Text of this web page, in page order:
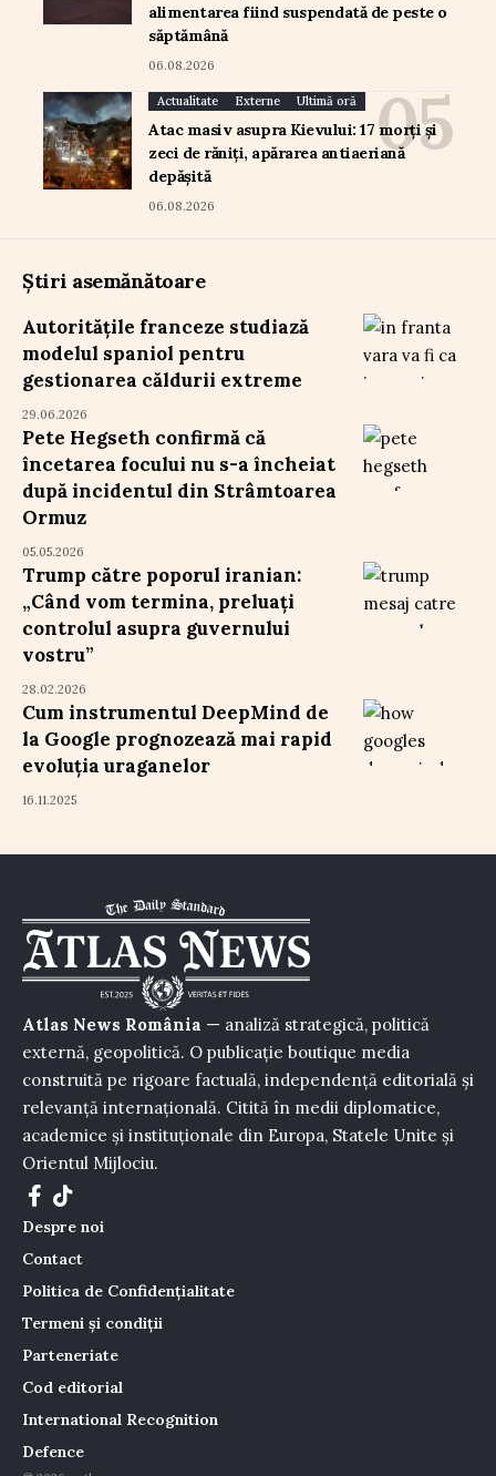
alimentarea fiind suspendată de peste o
săptămână
06.08.2026
Actualitate Externe Ultimă oră
Atac masiv asupra Kievului: 17 morți și
zeci de răniți, apărarea antiaeriană
depășită
06.08.2026
Știri asemănătoare
Autoritățile franceze studiază
modelul spaniol pentru
gestionarea căldurii extreme
29.06.2026
Pete Hegseth confirmă că
încetarea focului nu s-a încheiat
după incidentul din Strâmtoarea
Ormuz
05.05.2026
Trump către poporul iranian:
„Când vom termina, preluați
controlul asupra guvernului
vostru”
28.02.2026
Cum instrumentul DeepMind de
la Google prognozează mai rapid
evoluția uraganelor
16.11.2025
Atlas News România — analiză strategică, politică
externă, geopolitică. O publicație boutique media
construită pe rigoare factuală, independență editorială și
relevanță internațională. Citită în medii diplomatice,
academice și instituționale din Europa, Statele Unite și
Orientul Mijlociu.
Despre noi
Contact
Politica de Confidențialitate
Termeni și condiții
Parteneriate
Cod editorial
International Recognition
Defence